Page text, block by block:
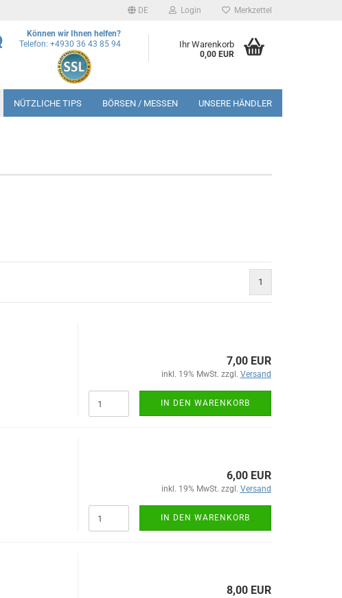
DE Login Merkzettel
Können wir Ihnen helfen?
Telefon: +4930 36 43 85 94
Ihr Warenkorb
0,00 EUR
NÜTZLICHE TIPS BÖRSEN / MESSEN UNSERE HÄNDLER
1
7,00 EUR
inkl. 19% MwSt. zzgl. Versand
IN DEN WARENKORB
6,00 EUR
inkl. 19% MwSt. zzgl. Versand
IN DEN WARENKORB
8,00 EUR